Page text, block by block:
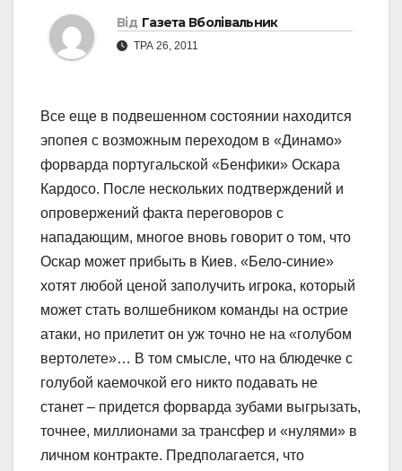
Від Газета Вболівальник
ТРА 26, 2011
Все еще в подвешенном состоянии находится
эпопея с возможным переходом в «Динамо»
форварда португальской «Бенфики» Оскара
Кардосо. После нескольких подтверждений и
опровержений факта переговоров с
нападающим, многое вновь говорит о том, что
Оскар может прибыть в Киев. «Бело-синие»
хотят любой ценой заполучить игрока, который
может стать волшебником команды на острие
атаки, но прилетит он уж точно не на «голубом
вертолете»… В том смысле, что на блюдечке с
голубой каемочкой его никто подавать не
станет – придется форварда зубами выгрызать,
точнее, миллионами за трансфер и «нулями» в
личном контракте. Предполагается, что